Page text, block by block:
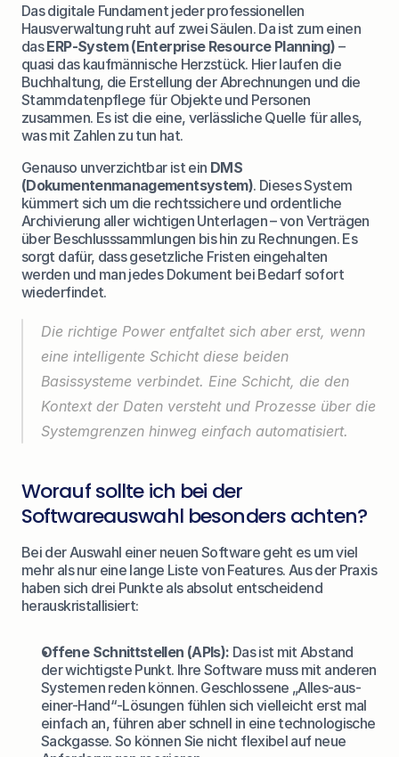
Das digitale Fundament jeder professionellen
Hausverwaltung ruht auf zwei Säulen. Da ist zum einen
das ERP-System (Enterprise Resource Planning) –
quasi das kaufmännische Herzstück. Hier laufen die
Buchhaltung, die Erstellung der Abrechnungen und die
Stammdatenpflege für Objekte und Personen
zusammen. Es ist die eine, verlässliche Quelle für alles,
was mit Zahlen zu tun hat.
Genauso unverzichtbar ist ein DMS
(Dokumentenmanagementsystem). Dieses System
kümmert sich um die rechtssichere und ordentliche
Archivierung aller wichtigen Unterlagen – von Verträgen
über Beschlusssammlungen bis hin zu Rechnungen. Es
sorgt dafür, dass gesetzliche Fristen eingehalten
werden und man jedes Dokument bei Bedarf sofort
wiederfindet.
Die richtige Power entfaltet sich aber erst, wenn
eine intelligente Schicht diese beiden
Basissysteme verbindet. Eine Schicht, die den
Kontext der Daten versteht und Prozesse über die
Systemgrenzen hinweg einfach automatisiert.
Worauf sollte ich bei der
Softwareauswahl besonders achten?
Bei der Auswahl einer neuen Software geht es um viel
mehr als nur eine lange Liste von Features. Aus der Praxis
haben sich drei Punkte als absolut entscheidend
herauskristallisiert:
Offene Schnittstellen (APIs): Das ist mit Abstand
der wichtigste Punkt. Ihre Software muss mit anderen
Systemen reden können. Geschlossene „Alles-aus-
einer-Hand“-Lösungen fühlen sich vielleicht erst mal
einfach an, führen aber schnell in eine technologische
Sackgasse. So können Sie nicht flexibel auf neue